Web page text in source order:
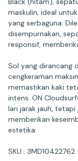
maskulin, ideal
yang serbaguna.
disempurnakan,
responsif,
Sol yang dirancang
cengkeraman
memastikan kaki
intens. ON
lari jarak jauh,
memberikan
estetika.
SKU : 3MD10422762